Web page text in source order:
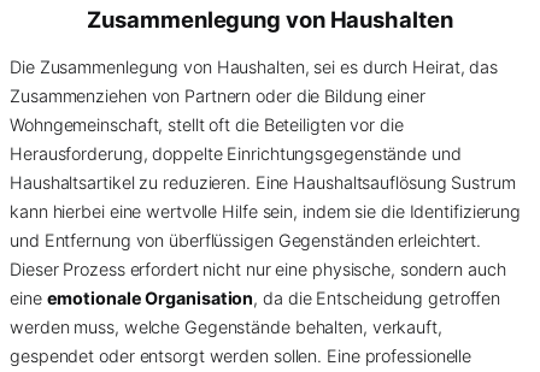
Zusammenlegung von Haushalten
Die Zusammenlegung von Haushalten, sei es durch Heirat, das
Zusammenziehen von Partnern oder die Bildung einer
Wohngemeinschaft, stellt oft die Beteiligten vor die
Herausforderung, doppelte Einrichtungsgegenstände und
Haushaltsartikel zu reduzieren. Eine Haushaltsauflösung Sustrum
kann hierbei eine wertvolle Hilfe sein, indem sie die Identifizierung
und Entfernung von überflüssigen Gegenständen erleichtert.
Dieser Prozess erfordert nicht nur eine physische, sondern auch
eine emotionale Organisation, da die Entscheidung getroffen
werden muss, welche Gegenstände behalten, verkauft,
gespendet oder entsorgt werden sollen. Eine professionelle